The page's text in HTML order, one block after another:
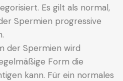
Es gilt als normal,
Spermien progressive
der Spermien wird
Form die
kann. Für ein normales